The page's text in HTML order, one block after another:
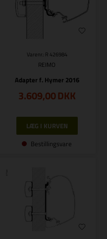
Varenr.: R 426984
REIMO
Adapter f. Hymer 2016
3.609,00DKK
Bestillingsvare